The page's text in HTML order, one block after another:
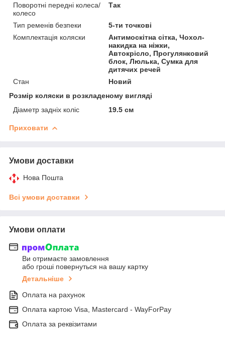
Поворотні передні колеса/
колесо
Так
Тип ременів безпеки
5-ти точкові
Комплектація коляски
Антимоскітна сітка, Чохол-
накидка на ніжки,
Автокрісло, Прогулянковий
блок, Люлька, Сумка для
дитячих речей
Стан
Новий
Розмір коляски в розкладеному вигляді
Діаметр задніх коліс
19.5 см
Приховати
Умови доставки
Нова Пошта
Всі умови доставки
Умови оплати
Ви отримаєте замовлення
або гроші повернуться на вашу картку
Детальніше
Оплата на рахунок
Оплата картою Visa, Mastercard - WayForPay
Оплата за реквізитами